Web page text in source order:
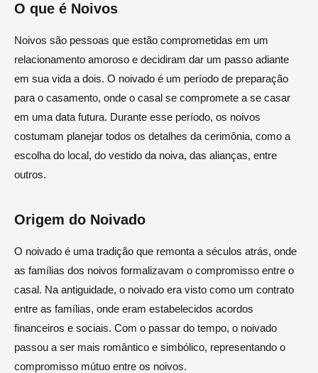
O que é Noivos
Noivos são pessoas que estão comprometidas em um
relacionamento amoroso e decidiram dar um passo adiante
em sua vida a dois. O noivado é um período de preparação
para o casamento, onde o casal se compromete a se casar
em uma data futura. Durante esse período, os noivos
costumam planejar todos os detalhes da cerimônia, como a
escolha do local, do vestido da noiva, das alianças, entre
outros.
Origem do Noivado
O noivado é uma tradição que remonta a séculos atrás, onde
as famílias dos noivos formalizavam o compromisso entre o
casal. Na antiguidade, o noivado era visto como um contrato
entre as famílias, onde eram estabelecidos acordos
financeiros e sociais. Com o passar do tempo, o noivado
passou a ser mais romântico e simbólico, representando o
compromisso mútuo entre os noivos.